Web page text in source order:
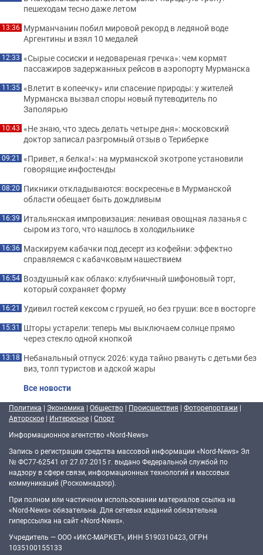
пешеходам тесно даже летом
13:36 Мурманчанин побил мировой рекорд в ледяной воде
Аргентины и взял 10 медалей
12:33 «Сырые сосиски и недовареная гречка»: чем кормят
пассажиров задержанных рейсов в аэропорту Мурманска
11:35 «Влетит в копеечку» или спасение природы: у жителей
Мурманска вызвал споры новый путеводитель по
Заполярью
10:43 «Не знаю, что здесь делать четыре дня»: московский
доктор записал разгромный отзыв о Териберке
09:21 «Привет, я белка!»: на мурманской экотропе установили
говорящие инфостенды
08:20 Пикники откладываются: воскресенье в Мурманской
области обещает быть дождливым
16:39 Итальянская импровизация: ленивая овощная лазанья с
сыром из того, что нашлось в холодильнике
16:36 Маскируем кабачки под десерт из кофейни: эффектно
справляемся с кабачковым нашествием
16:54 Воздушный как облако: клубничный шифоновый торт,
который сохраняет форму
16:21 Удивил гостей кексом с грушей, но без груши: все в восторге
15:31 Шторы устарели: теперь мы выключаем солнце прямо
через стекло одной кнопкой
13:18 Небанальный отпуск 2026: куда тайно рвануть с детьми без
виз, толп туристов и адской жары
Все новости
Политика | Экономика | Общество | Происшествия | Фоторепортажи |
Авторское | Интересное | Спорт
Информационное агентство «Nord-News»
Запись о регистрации средства массовой информации «Nord-News» Эл
№ ФС77-62541 от 27.07.2015 г. выдано Федеральной службой по
надзору в сфере связи, информационных технологий и массовых
коммуникаций (Роскомнадзор).
При полном или частичном использовании материалов ссылка на
«Nord-News» обязательна. Для сетевых изданий обязательна
гиперссылка на сайт «Nord-News».
Учредитель — ООО «ИКС-МАРКЕТ», ИНН 5190310423, ОГРН
1035100155133